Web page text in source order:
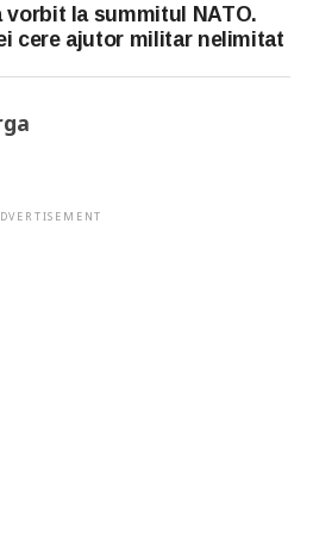
vorbit la summitul NATO.
cere ajutor militar nelimitat